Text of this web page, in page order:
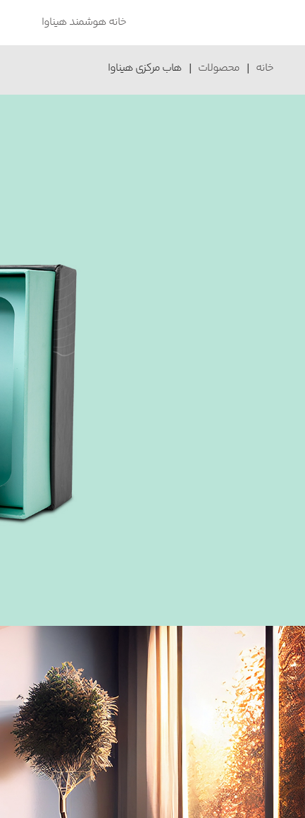
خانه هوشمند هیناوا
خانه | محصولات | هاب مرکزی هیناوا